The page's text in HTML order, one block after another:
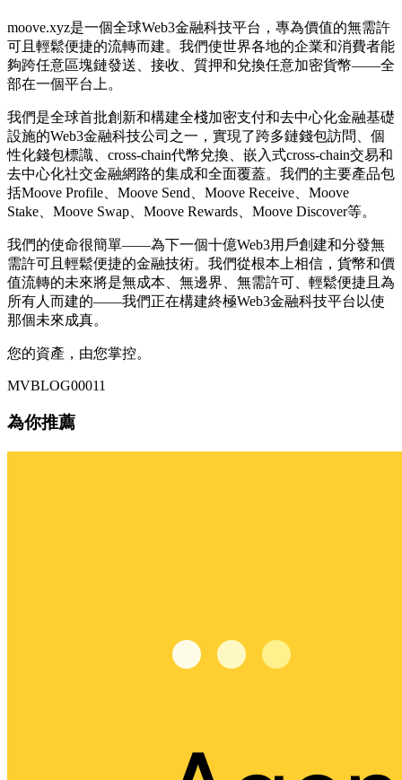
moove.xyz是一個全球Web3金融科技平台，專為價值的無需許
可且輕鬆便捷的流轉而建。我們使世界各地的企業和消費者能
夠跨任意區塊鏈發送、接收、質押和兌換任意加密貨幣——全
部在一個平台上。
我們是全球首批創新和構建全棧加密支付和去中心化金融基礎
設施的Web3金融科技公司之一，實現了跨多鏈錢包訪問、個
性化錢包標識、cross-chain代幣兌換、嵌入式cross-chain交易和
去中心化社交金融網路的集成和全面覆蓋。我們的主要產品包
括Moove Profile、Moove Send、Moove Receive、Moove
Stake、Moove Swap、Moove Rewards、Moove Discover等。
我們的使命很簡單——為下一個十億Web3用戶創建和分發無
需許可且輕鬆便捷的金融技術。我們從根本上相信，貨幣和價
值流轉的未來將是無成本、無邊界、無需許可、輕鬆便捷且為
所有人而建的——我們正在構建終極Web3金融科技平台以使
那個未來成真。
您的資產，由您掌控。
MVBLOG00011
為你推薦